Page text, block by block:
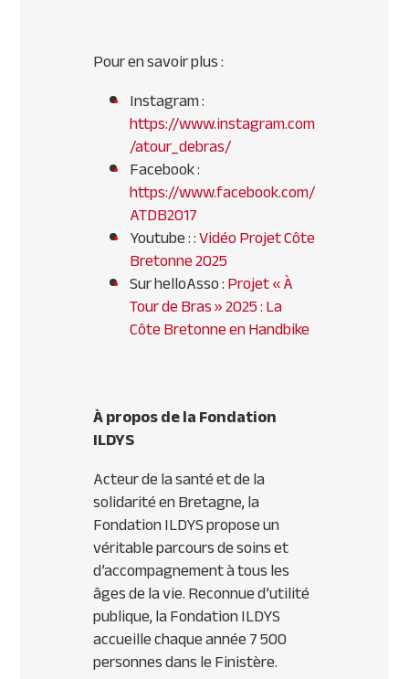
Pour en savoir plus :
Instagram :
https://www.instagram.com
/atour_debras/
Facebook :
https://www.facebook.com/
ATDB2017
Youtube : :Vidéo Projet Côte
Bretonne 2025
Sur helloAsso :Projet « À
Tour de Bras » 2025 : La
Côte Bretonne en Handbike
À propos de la Fondation
ILDYS
Acteur de la santé et de la
solidarité en Bretagne, la
Fondation ILDYS propose un
véritable parcours de soins et
d’accompagnement à tous les
âges de la vie. Reconnue d’utilité
publique, la Fondation ILDYS
accueille chaque année 7 500
personnes dans le Finistère.